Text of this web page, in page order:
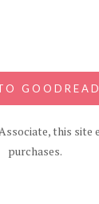
this site
purchases.